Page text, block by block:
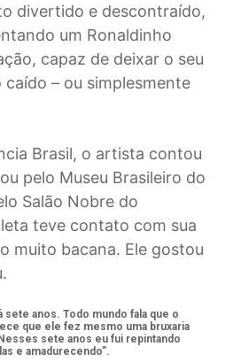
divertido e descontraído,
um Ronaldinho
capaz de deixar o seu
– ou simplesmente
Brasil, o artista contou
pelo Museu Brasileiro do
Salão Nobre do
teve contato com sua
muito bacana. Ele gostou
sete anos. Todo mundo fala que o
que ele fez mesmo uma bruxaria
sete anos eu fui repintando
e amadurecendo”.